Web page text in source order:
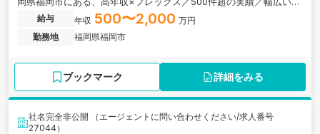
件で圧倒的成長を実現できるコンサルティング会社の求人です。
給与 年収 500〜2,000 万円
勤務地
福岡県福岡市
ブックマーク 詳細をみる
社名完全非公開 （エージェントに問い合わせください/求人番号
27044）